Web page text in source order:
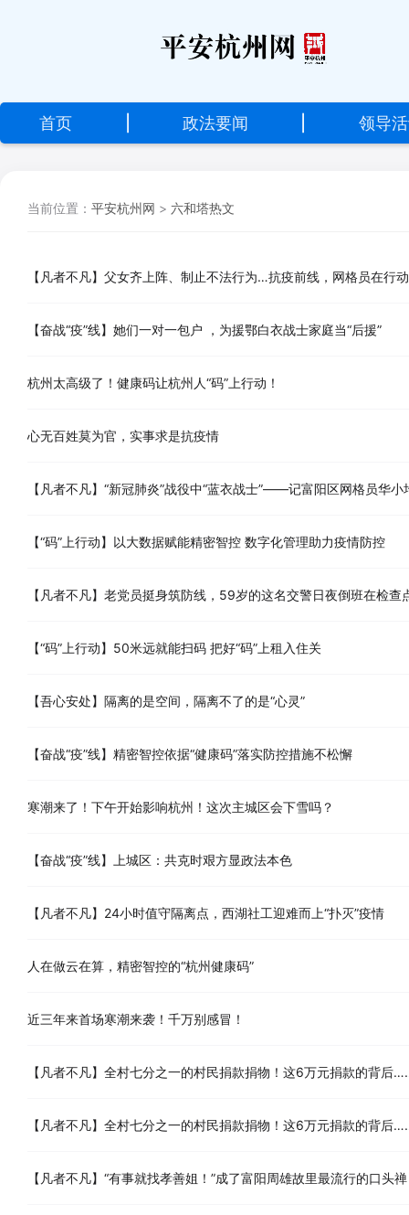
首
页
藏
首页 政法要闻 领导
当前位置： 平安杭州网 > 六和塔热文
【凡者不凡】父女齐上阵、制止不法行为…抗疫前线，网格员在行
【奋战“疫”线】她们一对一包户 ，为援鄂白衣战士家庭当“后援”
杭州太高级了！健康码让杭州人“码”上行动！
心无百姓莫为官，实事求是抗疫情
【凡者不凡】“新冠肺炎”战役中“蓝衣战士”——记富阳区网格员华小
【“码”上行动】以大数据赋能精密智控 数字化管理助力疫情防控
【凡者不凡】老党员挺身筑防线，59岁的这名交警日夜倒班在检查
【“码”上行动】50米远就能扫码 把好“码”上租入住关
【吾心安处】隔离的是空间，隔离不了的是“心灵”
【奋战“疫”线】精密智控依据“健康码”落实防控措施不松懈
寒潮来了！下午开始影响杭州！这次主城区会下雪吗？
【奋战“疫”线】上城区：共克时艰方显政法本色
【凡者不凡】24小时值守隔离点，西湖社工迎难而上“扑灭”疫情
人在做云在算，精密智控的“杭州健康码”
近三年来首场寒潮来袭！千万别感冒！
【凡者不凡】全村七分之一的村民捐款捐物！这6万元捐款的背后
【凡者不凡】全村七分之一的村民捐款捐物！这6万元捐款的背后
【凡者不凡】“有事就找孝善姐！”成了富阳周雄故里最流行的口头禅